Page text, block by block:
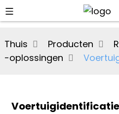
Thuis Producten
-oplossingen